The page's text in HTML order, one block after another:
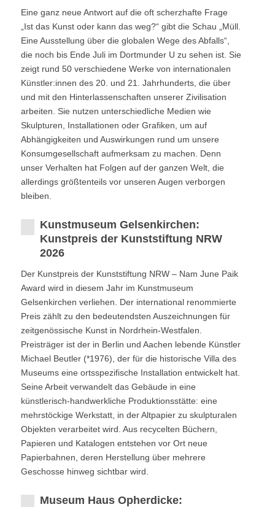
Eine ganz neue Antwort auf die oft scherzhafte Frage
„Ist das Kunst oder kann das weg?“ gibt die Schau „Müll.
Eine Ausstellung über die globalen Wege des Abfalls“,
die noch bis Ende Juli im Dortmunder U zu sehen ist. Sie
zeigt rund 50 verschiedene Werke von internationalen
Künstler:innen des 20. und 21. Jahrhunderts, die über
und mit den Hinterlassenschaften unserer Zivilisation
arbeiten. Sie nutzen unterschiedliche Medien wie
Skulpturen, Installationen oder Grafiken, um auf
Abhängigkeiten und Auswirkungen rund um unsere
Konsumgesellschaft aufmerksam zu machen. Denn
unser Verhalten hat Folgen auf der ganzen Welt, die
allerdings größtenteils vor unseren Augen verborgen
bleiben.
Kunstmuseum Gelsenkirchen:
Kunstpreis der Kunststiftung NRW
2026
Der Kunstpreis der Kunststiftung NRW – Nam June Paik
Award wird in diesem Jahr im Kunstmuseum
Gelsenkirchen verliehen. Der international renommierte
Preis zählt zu den bedeutendsten Auszeichnungen für
zeitgenössische Kunst in Nordrhein-Westfalen.
Preisträger ist der in Berlin und Aachen lebende Künstler
Michael Beutler (*1976), der für die historische Villa des
Museums eine ortsspezifische Installation entwickelt hat.
Seine Arbeit verwandelt das Gebäude in eine
künstlerisch-handwerkliche Produktionsstätte: eine
mehrstöckige Werkstatt, in der Altpapier zu skulpturalen
Objekten verarbeitet wird. Aus recycelten Büchern,
Papieren und Katalogen entstehen vor Ort neue
Papierbahnen, deren Herstellung über mehrere
Geschosse hinweg sichtbar wird.
Museum Haus Opherdicke: